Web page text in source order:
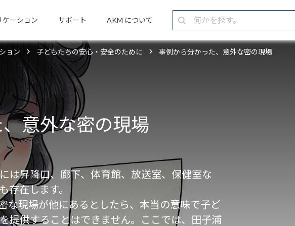
ケーション サポート AKM について
ョン 子どもたちの安心・安全のために 事例から分かった、意外な密の現場
意外な密の現場
は昇降口、廊下、体育館、放送室、保健室な
存在します。
な現場が他にあるとしたら、本当の意味で子ど
提供することはできません。ここでは、田子浦